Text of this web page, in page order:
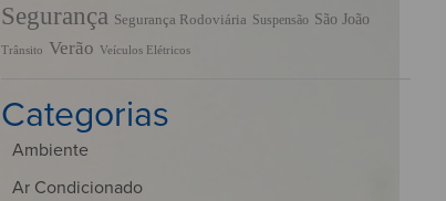
Segurança Segurança Rodoviária Suspensão São João
Trânsito Verão Veículos Elétricos
Categorias
Ambiente
Ar Condicionado